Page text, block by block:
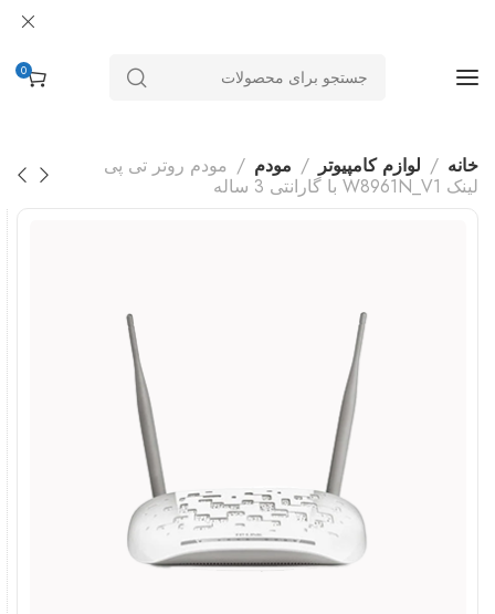
0
خانه لوازم کامپیوتر مودم
مودم روتر تی پی
لینک W8961N_V1 با گارانتی 3 ساله